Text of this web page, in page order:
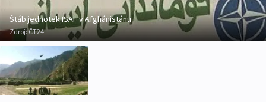
Štáb jednotek ISAF v Afghánistánu
Zdroj:ČT24